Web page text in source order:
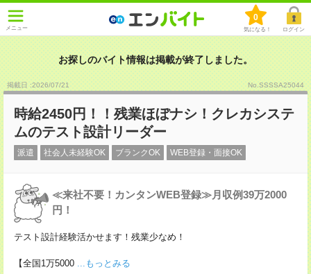
メニュー
0
気になる！ ログイン
お探しのバイト情報は掲載が終了しました。
掲載日 :2026/07/21 No.SSSSA25044
時給2450円！！残業ほぼナシ！クレカシステ
ムのテスト設計リーダー
派遣 社会人未経験OK ブランクOK WEB登録・面接OK
≪来社不要！カンタンWEB登録≫月収例39万2000
円！
テスト設計経験活かせます！残業少なめ！
【全国1万5000 ...もっとみる